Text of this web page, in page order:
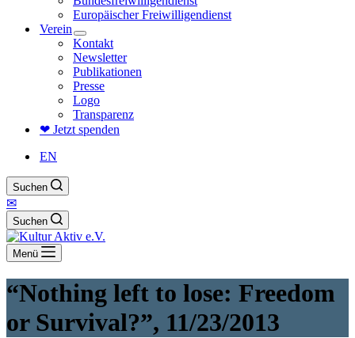
Europäischer Freiwilligendienst
Verein
Kontakt
Newsletter
Publikationen
Presse
Logo
Transparenz
❤ Jetzt spenden
EN
Suchen
✉
Suchen
Menü
“Nothing left to lose: Freedom
or Survival?”, 11/23/2013